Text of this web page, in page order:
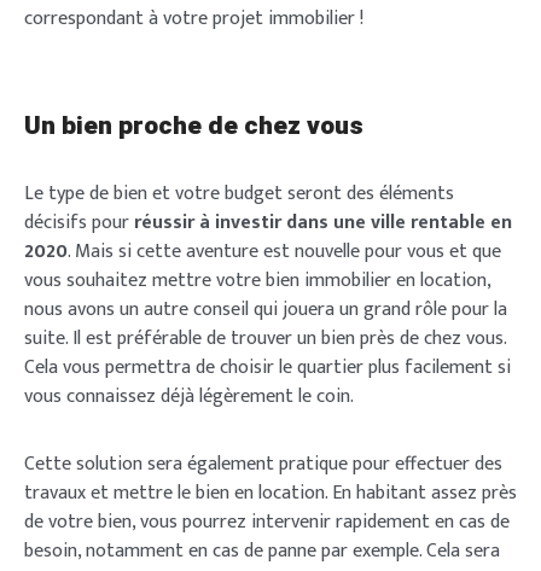
correspondant à votre projet immobilier !
Un bien proche de chez vous
Le type de bien et votre budget seront des éléments
décisifs pourréussir à investir dans une ville rentable en
2020. Mais si cette aventure est nouvelle pour vous et que
vous souhaitez mettre votre bien immobilier en location,
nous avons un autre conseil qui jouera un grand rôle pour la
suite. Il est préférable de trouver un bien près de chez vous.
Cela vous permettra de choisir le quartier plus facilement si
vous connaissez déjà légèrement le coin.
Cette solution sera également pratique pour effectuer des
travaux et mettre le bien en location. En habitant assez près
de votre bien, vous pourrez intervenir rapidement en cas de
besoin, notamment en cas de panne par exemple. Cela sera